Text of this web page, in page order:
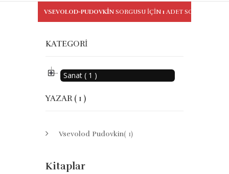
VSEVOLOD-PUDOVKIN SORGUSU IÇIN 1 ADET SONUÇ
KATEGORI
Sanat ( 1 )
YAZAR ( 1 )
Vsevolod Pudovkin( 1)
Kitaplar